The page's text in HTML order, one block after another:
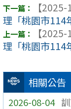
相關公告
2026-08-04
【2025-
理「桃園市114
【2025-
理「桃園市114